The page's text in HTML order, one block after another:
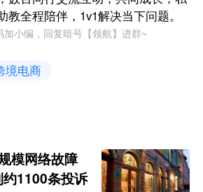
教全程陪伴，1v1解决当下问题。
加小编，回复暗号【领航】进群~
境电商
模网络故障
1100条投诉